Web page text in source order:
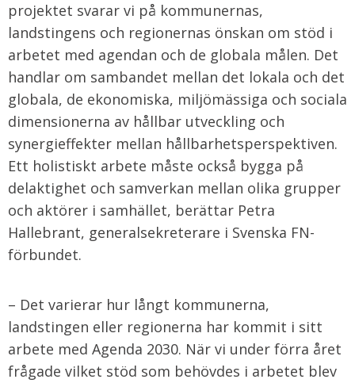
projektet svarar vi på kommunernas,
landstingens och regionernas önskan om stöd i
arbetet med agendan och de globala målen. Det
handlar om sambandet mellan det lokala och det
globala, de ekonomiska, miljömässiga och sociala
dimensionerna av hållbar utveckling och
synergieffekter mellan hållbarhetsperspektiven.
Ett holistiskt arbete måste också bygga på
delaktighet och samverkan mellan olika grupper
och aktörer i samhället, berättar Petra
Hallebrant, generalsekreterare i Svenska FN-
förbundet.
– Det varierar hur långt kommunerna,
landstingen eller regionerna har kommit i sitt
arbete med Agenda 2030. När vi under förra året
frågade vilket stöd som behövdes i arbetet blev